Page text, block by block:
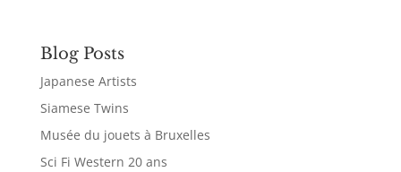
Blog Posts
Japanese Artists
Siamese Twins
Musée du jouets à Bruxelles
Sci Fi Western 20 ans